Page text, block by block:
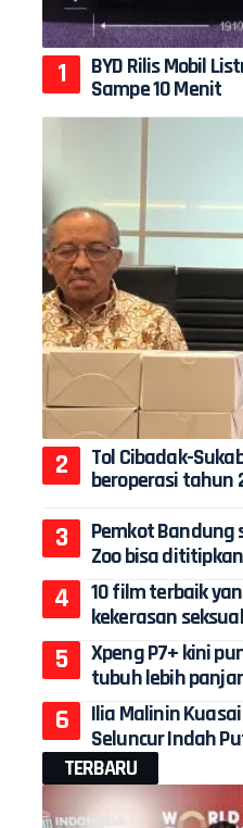
BYD Rilis Mobil
Sampe 10 Menit
Tol Cibadak-
beroperasi tahun
Pemkot
Zoo bisa
10 film terbaik
kekerasan seksual
Xpeng P7+ kini
tubuh lebih
Ilia Malinin
Seluncur Indah
TERBARU